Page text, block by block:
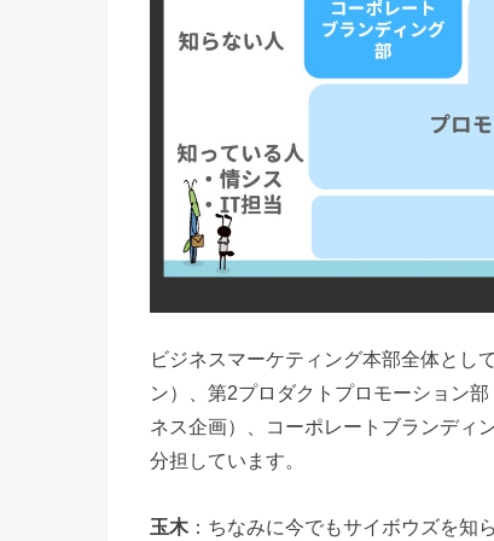
ビジネスマーケティング本部全体とし
ン）、第2プロダクトプロモーション
ネス企画）、コーポレートブランディ
分担しています。
玉木：ちなみに今でもサイボウズを知